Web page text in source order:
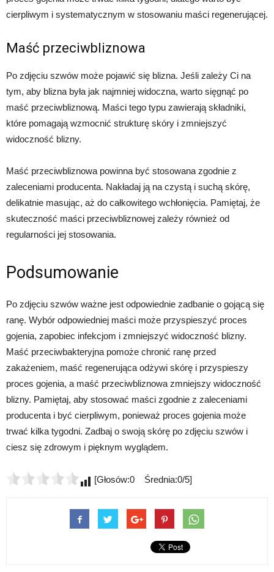
cierpliwym i systematycznym w stosowaniu maści regenerującej.
Maść przeciwbliznowa
Po zdjęciu szwów może pojawić się blizna. Jeśli zależy Ci na
tym, aby blizna była jak najmniej widoczna, warto sięgnąć po
maść przeciwbliznową. Maści tego typu zawierają składniki,
które pomagają wzmocnić strukturę skóry i zmniejszyć
widoczność blizny.
Maść przeciwbliznowa powinna być stosowana zgodnie z
zaleceniami producenta. Nakładaj ją na czystą i suchą skórę,
delikatnie masując, aż do całkowitego wchłonięcia. Pamiętaj, że
skuteczność maści przeciwbliznowej zależy również od
regularności jej stosowania.
Podsumowanie
Po zdjęciu szwów ważne jest odpowiednie zadbanie o gojącą się
ranę. Wybór odpowiedniej maści może przyspieszyć proces
gojenia, zapobiec infekcjom i zmniejszyć widoczność blizny.
Maść przeciwbakteryjna pomoże chronić ranę przed
zakażeniem, maść regenerująca odżywi skórę i przyspieszy
proces gojenia, a maść przeciwbliznowa zmniejszy widoczność
blizny. Pamiętaj, aby stosować maści zgodnie z zaleceniami
producenta i być cierpliwym, ponieważ proces gojenia może
trwać kilka tygodni. Zadbaj o swoją skórę po zdjęciu szwów i
ciesz się zdrowym i pięknym wyglądem.
[Głosów:0 Średnia:0/5]